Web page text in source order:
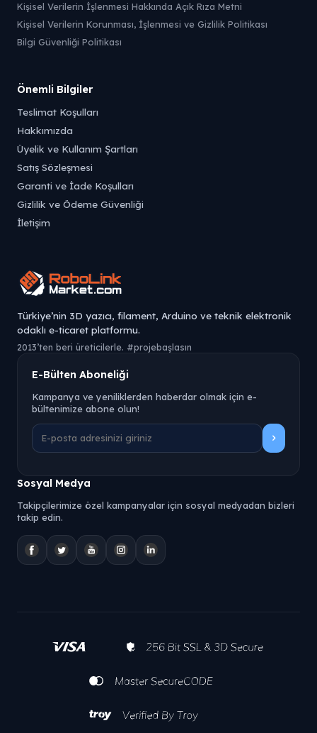
Kişisel Verilerin İşlenmesi Hakkında Açık Rıza Metni
Kişisel Verilerin Korunması, İşlenmesi ve Gizlilik Politikası
Bilgi Güvenliği Politikası
Önemli Bilgiler
Teslimat Koşulları
Hakkımızda
Üyelik ve Kullanım Şartları
Satış Sözleşmesi
Garanti ve İade Koşulları
Gizlilik ve Ödeme Güvenliği
İletişim
Türkiye’nin 3D yazıcı, filament, Arduino ve teknik elektronik
odaklı e-ticaret platformu.
2013’ten beri üreticilerle. #projebaşlasın
E-Bülten Aboneliği
Kampanya ve yeniliklerden haberdar olmak için e-
bültenimize abone olun!
Sosyal Medya
Takipçilerimize özel kampanyalar için sosyal medyadan bizleri
takip edin.